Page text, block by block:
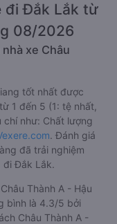
đi Đắk Lắk từ
08/2026
xe Châu
tốt nhất được
1 đến 5 (1: tệ nhất,
như: Chất lượng
. Đánh giá
đã trải nghiệm
đi Đắk Lắk.
Thành A - Hậu
bình là 4.3/5 bởi
Châu Thành A -